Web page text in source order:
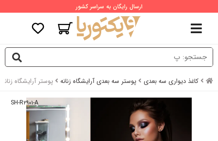
ارسال رایگان به سراسر کشور
کاغذ دیواری سه بعدی پوستر سه بعدی آرایشگاه زنانه پوستر آرایشگاه
SH-R۲۹۰۱-A